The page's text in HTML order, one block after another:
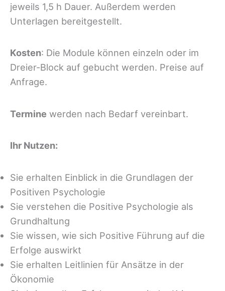
jeweils 1,5 h Dauer. Außerdem werden
Unterlagen bereitgestellt.
Kosten: Die Module können einzeln oder im
Dreier-Block auf gebucht werden. Preise auf
Anfrage.
Termine werden nach Bedarf vereinbart.
Ihr Nutzen:
Sie erhalten Einblick in die Grundlagen der
Positiven Psychologie
Sie verstehen die Positive Psychologie als
Grundhaltung
Sie wissen, wie sich Positive Führung auf die
Erfolge auswirkt
Sie erhalten Leitlinien für Ansätze in der
Ökonomie